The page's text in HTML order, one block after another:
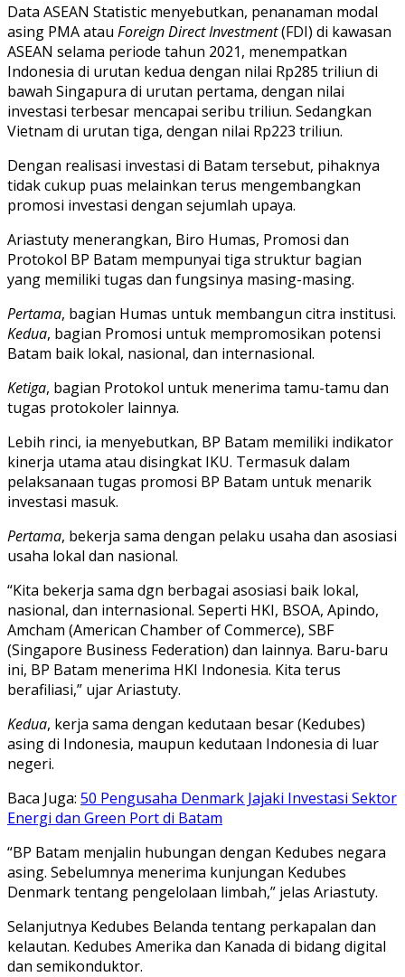
Data ASEAN Statistic menyebutkan, penanaman modal
asing PMA atau Foreign Direct Investment(FDI) di kawasan
ASEAN selama periode tahun 2021, menempatkan
Indonesia di urutan kedua dengan nilai Rp285 triliun di
bawah Singapura di urutan pertama, dengan nilai
investasi terbesar mencapai seribu triliun. Sedangkan
Vietnam di urutan tiga, dengan nilai Rp223 triliun.
Dengan realisasi investasi di Batam tersebut, pihaknya
tidak cukup puas melainkan terus mengembangkan
promosi investasi dengan sejumlah upaya.
Ariastuty menerangkan, Biro Humas, Promosi dan
Protokol BP Batam mempunyai tiga struktur bagian
yang memiliki tugas dan fungsinya masing-masing.
Pertama, bagian Humas untuk membangun citra institusi.
Kedua, bagian Promosi untuk mempromosikan potensi
Batam baik lokal, nasional, dan internasional.
Ketiga, bagian Protokol untuk menerima tamu-tamu dan
tugas protokoler lainnya.
Lebih rinci, ia menyebutkan, BP Batam memiliki indikator
kinerja utama atau disingkat IKU. Termasuk dalam
pelaksanaan tugas promosi BP Batam untuk menarik
investasi masuk.
Pertama, bekerja sama dengan pelaku usaha dan asosiasi
usaha lokal dan nasional.
“Kita bekerja sama dgn berbagai asosiasi baik lokal,
nasional, dan internasional. Seperti HKI, BSOA, Apindo,
Amcham (American Chamber of Commerce), SBF
(Singapore Business Federation) dan lainnya. Baru-baru
ini, BP Batam menerima HKI Indonesia. Kita terus
berafiliasi,” ujar Ariastuty.
Kedua, kerja sama dengan kedutaan besar (Kedubes)
asing di Indonesia, maupun kedutaan Indonesia di luar
negeri.
Baca Juga: 50 Pengusaha Denmark Jajaki Investasi Sektor
Energi dan Green Port di Batam
“BP Batam menjalin hubungan dengan Kedubes negara
asing. Sebelumnya menerima kunjungan Kedubes
Denmark tentang pengelolaan limbah,” jelas Ariastuty.
Selanjutnya Kedubes Belanda tentang perkapalan dan
kelautan. Kedubes Amerika dan Kanada di bidang digital
dan semikonduktor.